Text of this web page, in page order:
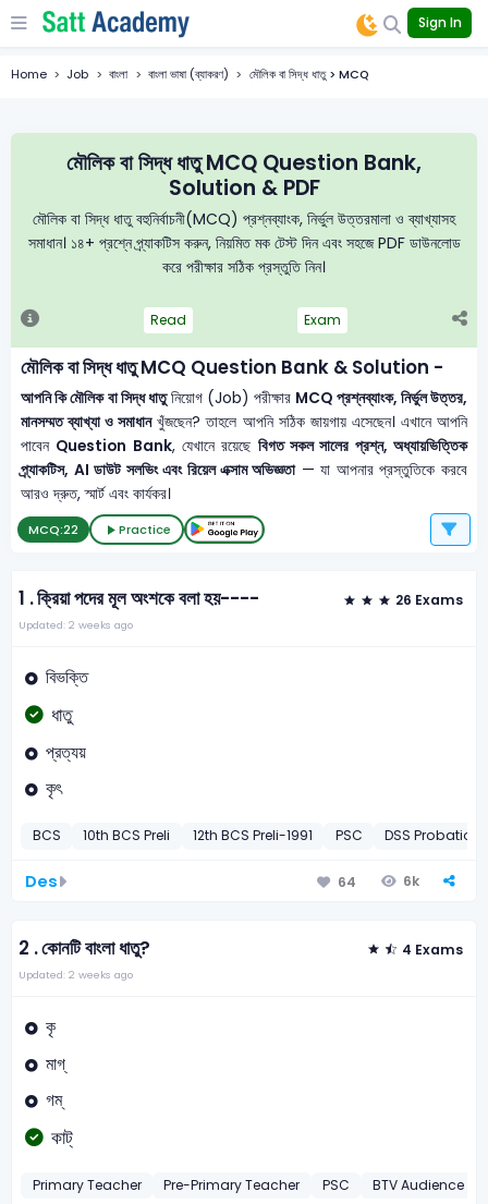
Sign In
Home Job বাংলা বাংলা ভাষা (ব্যাকরণ) মৌলিক বা সিদ্ধ ধাতু > MCQ
মৌলিক বা সিদ্ধ ধাতু MCQ Question Bank,
Solution & PDF
মৌলিক বা সিদ্ধ ধাতু বহুনির্বাচনী(MCQ) প্রশ্নব্যাংক, নির্ভুল উত্তরমালা ও ব্যাখ্যাসহ
সমাধান। ১৪+ প্রশ্নে প্র্যাকটিস করুন, নিয়মিত মক টেস্ট দিন এবং সহজে PDF ডাউনলোড
করে পরীক্ষার সঠিক প্রস্তুতি নিন।
Read Exam
মৌলিক বা সিদ্ধ ধাতু MCQ Question Bank & Solution -
আপনি কি মৌলিক বা সিদ্ধ ধাতুনিয়োগ (Job) পরীক্ষার MCQ প্রশ্নব্যাংক, নির্ভুল উত্তর,
মানসম্মত ব্যাখ্যা ও সমাধানখুঁজছেন? তাহলে আপনি সঠিক জায়গায় এসেছেন। এখানে আপনি
পাবেন Question Bank, যেখানে রয়েছে বিগত সকল সালের প্রশ্ন, অধ্যায়ভিত্তিক
প্র্যাকটিস, AI ডাউট সলভিং এবং রিয়েল এক্সাম অভিজ্ঞতা— যা আপনার প্রস্তুতিকে করবে
আরও দ্রুত, স্মার্ট এবং কার্যকর।
MCQ:22 Practice
1 .ক্রিয়া পদের মূল অংশকে বলা হয়---- 26 Exams
Updated: 2 weeks ago
বিভক্তি
ধাতু
প্রত্যয়
কৃৎ
BCS 10th BCS Preli 12th BCS Preli-1991 PSC DSS Probation
Des 64 6k
2 .কোনটি বাংলা ধাতু? 4 Exams
Updated: 2 weeks ago
কৃ
মাগ্‌
গম্‌
কাট্‌
Primary Teacher Pre-Primary Teacher PSC BTV Audience